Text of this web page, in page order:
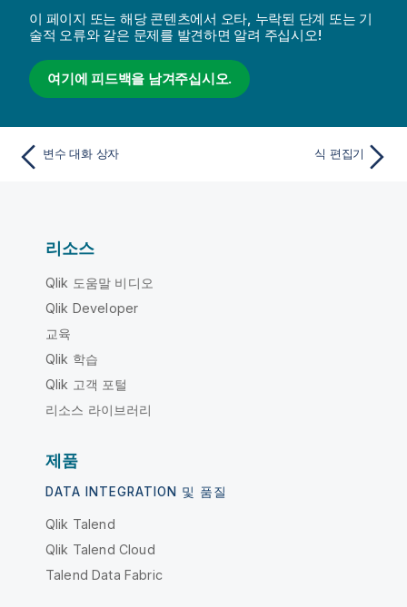
이 페이지 또는 해당 콘텐츠에서 오타, 누락된 단계 또는 기
술적 오류와 같은 문제를 발견하면 알려 주십시오!
여기에 피드백을 남겨주십시오.
변수 대화 상자 식 편집기
리소스
Qlik 도움말 비디오
Qlik Developer
교육
Qlik 학습
Qlik 고객 포털
리소스 라이브러리
제품
DATA INTEGRATION 및 품질
Qlik Talend
Qlik Talend Cloud
Talend Data Fabric